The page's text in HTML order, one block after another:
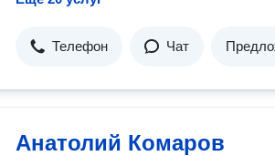
Телефон Чат
Анатолий Комаров